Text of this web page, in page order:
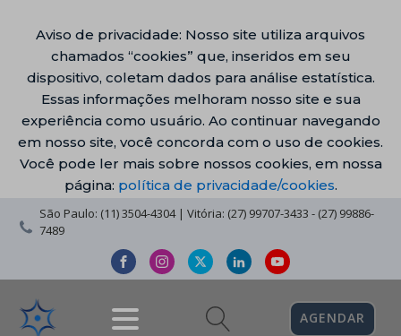
Aviso de privacidade: Nosso site utiliza arquivos
chamados “cookies” que, inseridos em seu
dispositivo, coletam dados para análise estatística.
Essas informações melhoram nosso site e sua
experiência como usuário. Ao continuar navegando
em nosso site, você concorda com o uso de cookies.
Você pode ler mais sobre nossos cookies, em nossa
página: política de privacidade/cookies.
São Paulo: (11) 3504-4304 | Vitória: (27) 99707-3433 - (27) 99886-
7489
AGENDAR